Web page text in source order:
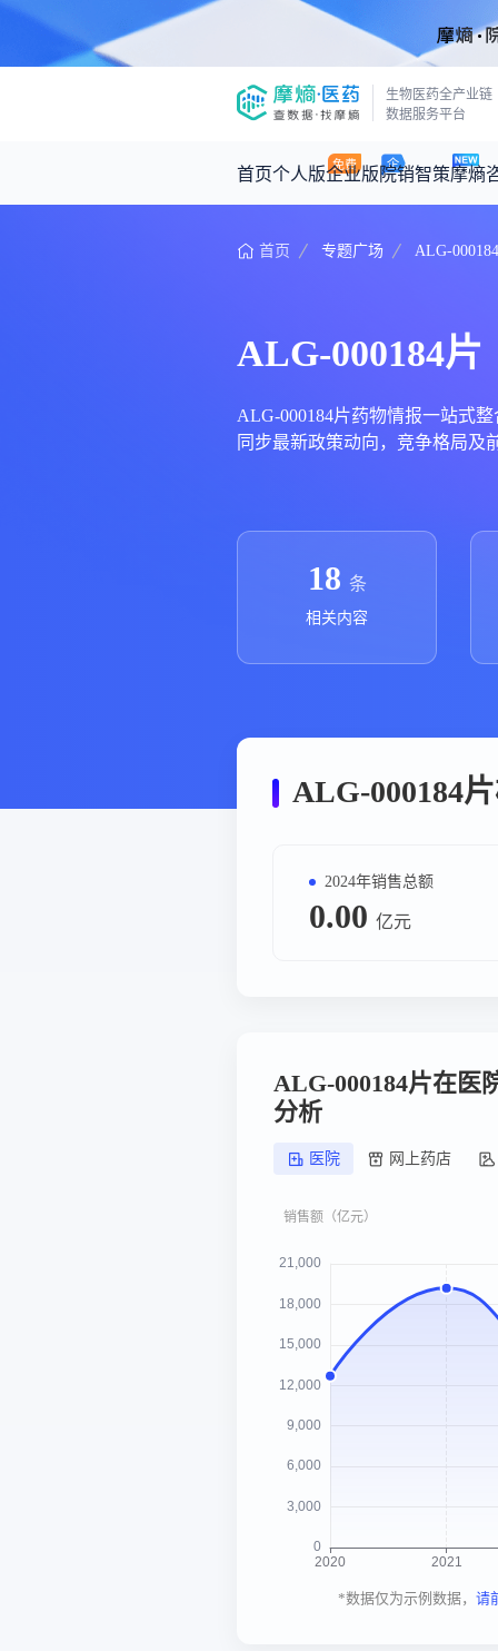
生物医药全产业链
数据服务平台
首页个人版企业版院销智策摩熵
咨询服务
产品立项评估及管线规划
投资决策与交易估值
摩熵原创
深度分析
投融资
时讯
数据中心
基于市场数据，为您提供全面的市场
政策法规
药品生产企业
王中健
首页 专题广场 ALG-
ALG-000184片
ALG-000184片药物情报一站式
同步最新政策动向，竞争格局及
18 条
相关内容
ALG-000184
2024年销售总额
0.00 亿元
ALG-000184片在医
分析
医院 网上药店
*数据仅为示例数据， 请